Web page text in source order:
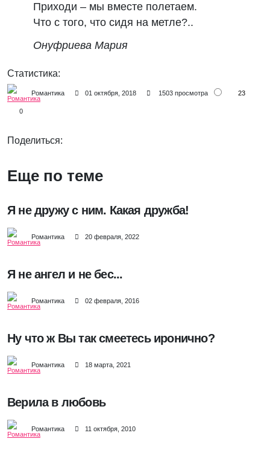
Приходи – мы вместе полетаем.
Что с того, что сидя на метле?..
Онуфриева Мария
Статистика:
Романтика 01 октября, 2018 1503 просмотра 23
0
Поделиться:
Еще по теме
Я не дружу с ним. Какая дружба!
Романтика 20 февраля, 2022
Я не ангел и не бес...
Романтика 02 февраля, 2016
Ну что ж Вы так смеетесь иронично?
Романтика 18 марта, 2021
Верила в любовь
Романтика 11 октября, 2010